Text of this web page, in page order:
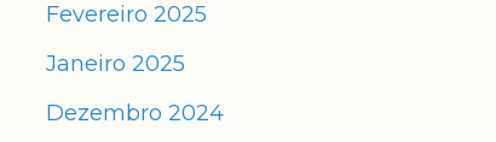
Fevereiro 2025
Janeiro 2025
Dezembro 2024